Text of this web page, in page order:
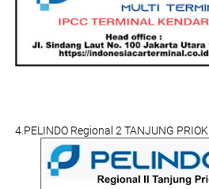
4.PELINDO Regional 2 TANJUNG PRIOK